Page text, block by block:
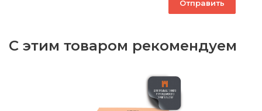
С этим товаром рекомендуем